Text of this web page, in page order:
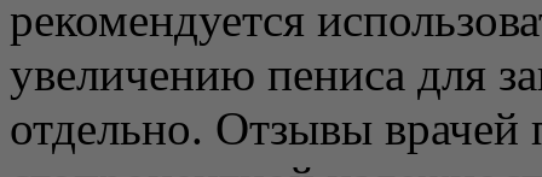
рекомендуется
увеличению пениса для
отдельно. Отзывы врачей